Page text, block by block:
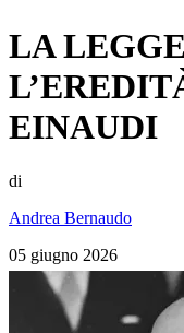
LA
EINAUDI
di
Andrea Bernaudo
05 giugno 2026